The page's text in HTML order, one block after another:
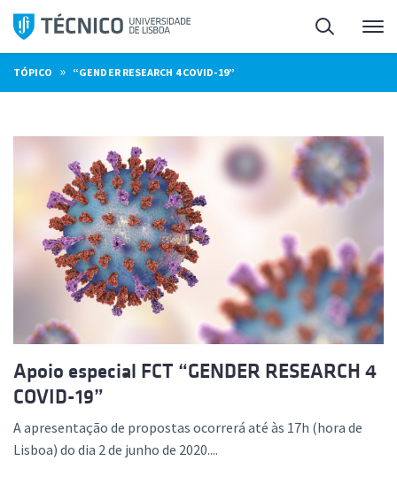
Saltar
para
o
conteúdo
Pesquisa
TÓPICO » “GENDER RESEARCH 4 COVID-19”
Apoio especial FCT “GENDER RESEARCH 4
COVID-19”
A apresentação de propostas ocorrerá até às 17h (hora de
Lisboa) do dia 2 de junho de 2020....